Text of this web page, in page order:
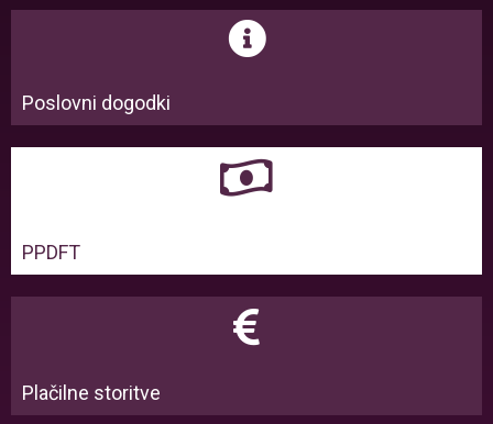
Poslovni dogodki
PPDFT
Plačilne storitve